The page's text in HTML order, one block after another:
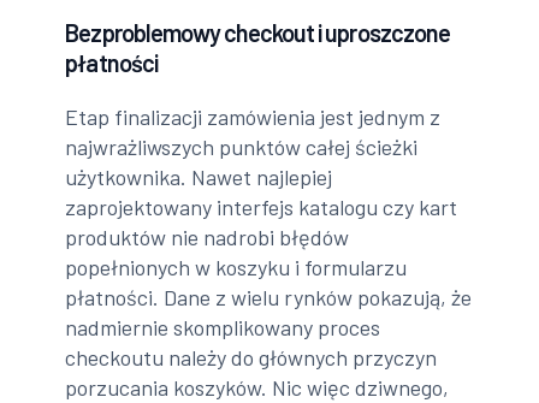
Bezproblemowy checkout i uproszczone
płatności
Etap finalizacji zamówienia jest jednym z
najwrażliwszych punktów całej ścieżki
użytkownika. Nawet najlepiej
zaprojektowany interfejs katalogu czy kart
produktów nie nadrobi błędów
popełnionych w koszyku i formularzu
płatności. Dane z wielu rynków pokazują, że
nadmiernie skomplikowany proces
checkoutu należy do głównych przyczyn
porzucania koszyków. Nic więc dziwnego,